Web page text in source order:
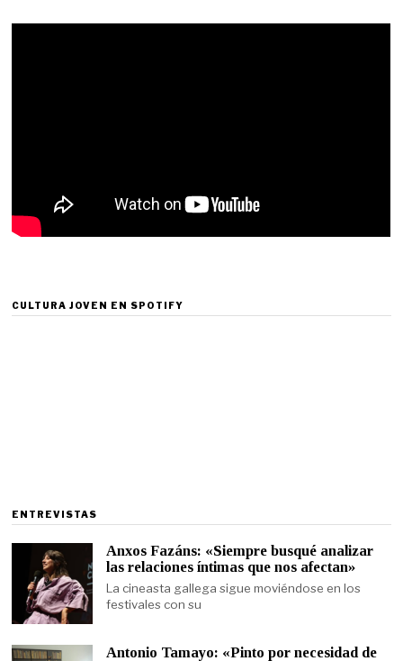
CULTURA JOVEN EN SPOTIFY
ENTREVISTAS
Anxos Fazáns: «Siempre busqué analizar
las relaciones íntimas que nos afectan»
La cineasta gallega sigue moviéndose en los
festivales con su
Antonio Tamayo: «Pinto por necesidad de